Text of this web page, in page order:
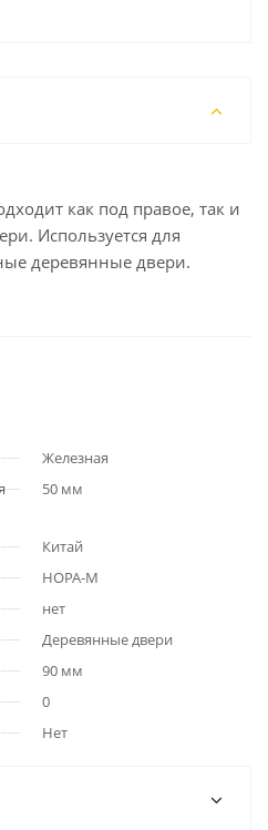
как под правое, так и
Используется для
деревянные двери.
Железная
50 мм
Китай
НОРА-М
нет
Деревянные двери
90 мм
0
Нет